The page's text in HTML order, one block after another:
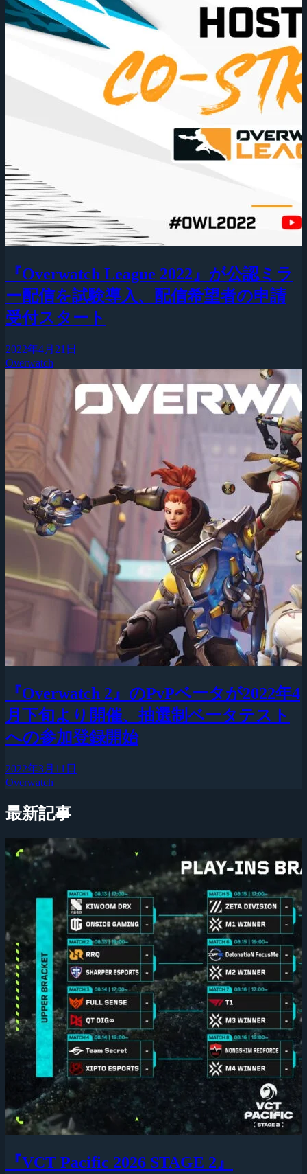
『Overwatch League 2022』が公認ミラ
ー配信を試験導入、配信希望者の申請
受付スタート
2022年4月21日
Overwatch
『Overwatch 2』のPvPベータが2022年4
月下旬より開催、抽選制ベータテスト
への参加登録開始
2022年3月11日
Overwatch
最新記事
『VCT Pacific 2026 STAGE 2』